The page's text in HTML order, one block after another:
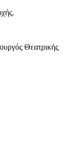
Θεατρικής